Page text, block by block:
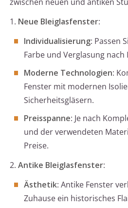
1. Neue Bleiglasfenster:
Individualisierung: Passen
Farbe und Verglasung
Moderne Technologien:
Fenster mit modernen
Sicherheitsgläsern.
Preisspanne: Je nach
und der verwendeten
Preise.
2. Antike Bleiglasfenster:
Ästhetik: Antike Fenster
Zuhause ein historisches